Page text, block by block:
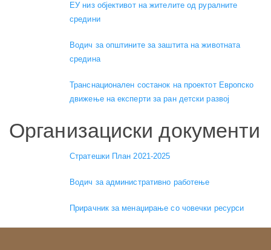
ЕУ низ објективот на жителите од руралните
средини
Водич за општините за заштита на животната
средина
Транснационален состанок на проектот Европско
движење на експерти за ран детски развој
Организациски документи
Стратешки План 2021-2025
Водич за административно работење
Прирачник за менаџирање со човечки ресурси